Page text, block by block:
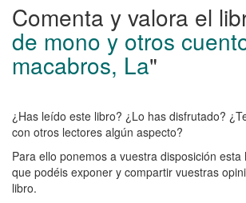
Comenta
y
valora
el
libro:
Pata
de
Comenta y valora el
de mono y otros
macabros, La"
¿Has leído este libro? ¿Lo has disfrutado?
con otros lectores algún aspecto?
Para ello ponemos a vuestra disposición
que podéis exponer y compartir vuestras
libro.